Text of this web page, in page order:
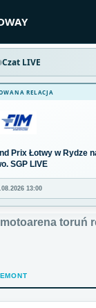
Czat LIVE
RELACJA
Prix Łotwy w Rydze
SGP LIVE
13:00
motoarena toruń